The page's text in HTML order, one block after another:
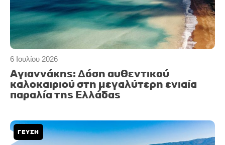
6 Ιουλίου 2026
Αγιαννάκης: Δόση αυθεντικού
καλοκαιριού στη μεγαλύτερη ενιαία
παραλία της Ελλάδας
ΓΕΥΣΗ